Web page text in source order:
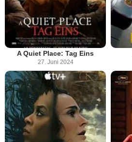
A Quiet Place: Tag Eins
27. Juni 2024